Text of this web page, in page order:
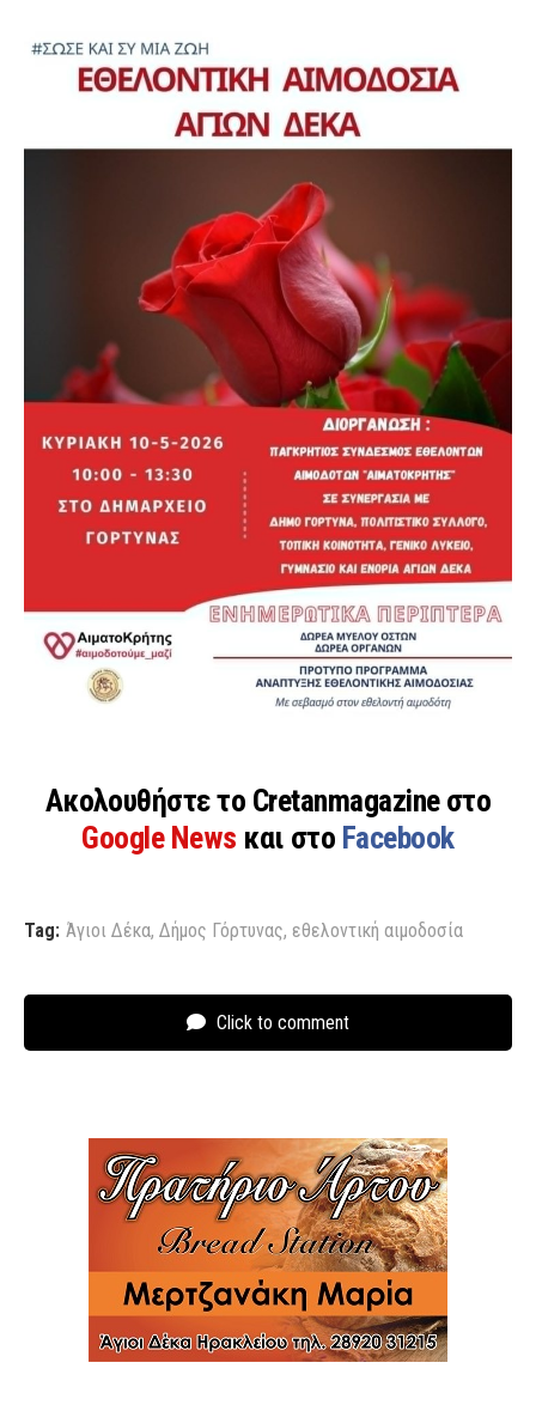
Ακολουθήστε το Cretanmagazine στο
Google News και στο Facebook
Tag: Άγιοι Δέκα, Δήμος Γόρτυνας, εθελοντική αιμοδοσία
Click to comment